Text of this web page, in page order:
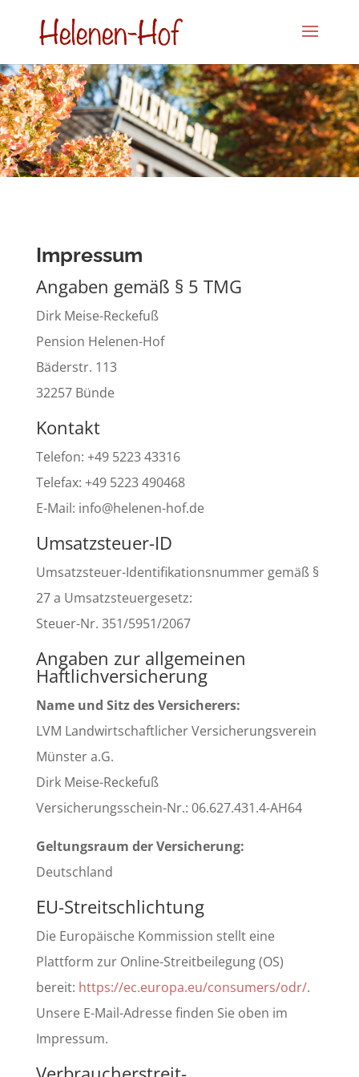
Impressum
Angaben gemäß § 5 TMG
Dirk Meise-Reckefuß
Pension Helenen-Hof
Bäderstr. 113
32257 Bünde
Kontakt
Telefon: +49 5223 43316
Telefax: +49 5223 490468
E-Mail: info@helenen-hof.de
Umsatzsteuer-ID
Umsatzsteuer-Identifikationsnummer gemäß §
27 a Umsatzsteuergesetz:
Steuer-Nr. 351/5951/2067
Angaben zur allgemeinen
Haftlichversicherung
Name und Sitz des Versicherers:
LVM Landwirtschaftlicher Versicherungsverein
Münster a.G.
Dirk Meise-Reckefuß
Versicherungsschein-Nr.: 06.627.431.4-AH64
Geltungsraum der Versicherung:
Deutschland
EU-Streitschlichtung
Die Europäische Kommission stellt eine
Plattform zur Online-Streitbeilegung (OS)
bereit: https://ec.europa.eu/consumers/odr/.
Unsere E-Mail-Adresse finden Sie oben im
Impressum.